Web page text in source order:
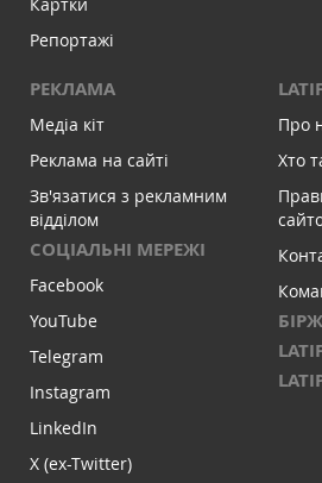
Картки
Репортажі
РЕКЛАМА
Медіа кіт
Реклама на сайті
Зв'язатися з рекламним
відділом
СОЦІАЛЬНІ МЕРЕЖІ
Facebook
YouTube
Telegram
Instagram
LinkedIn
X (ex-Twitter)
Про
Хто